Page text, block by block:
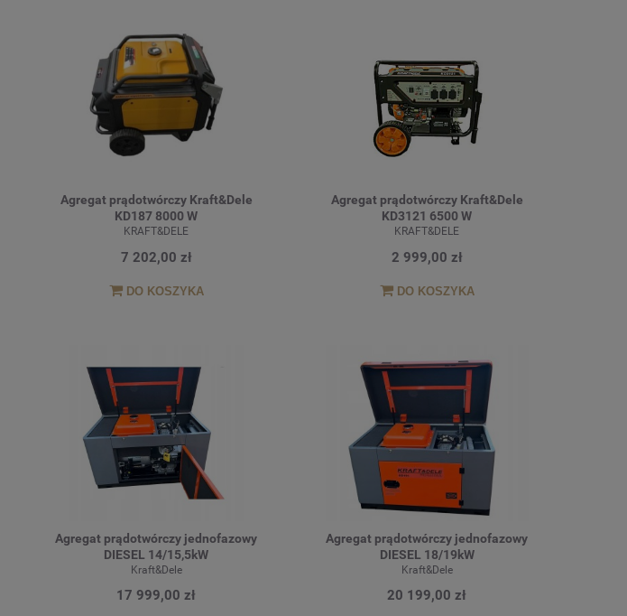
Agregat prądotwórczy Kraft&Dele
KD187 8000 W
KRAFT&DELE
7 202,00 zł
DO KOSZYKA
Agregat prądotwórczy Kraft&Dele
KD3121 6500 W
KRAFT&DELE
2 999,00 zł
DO KOSZYKA
Agregat prądotwórczy jednofazowy
DIESEL 14/15,5kW
Kraft&Dele
17 999,00 zł
Agregat prądotwórczy jednofazowy
DIESEL 18/19kW
Kraft&Dele
20 199,00 zł